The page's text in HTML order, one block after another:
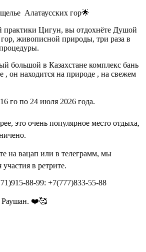
Алатаусских гор🌟
практики Цигун, вы отдохнёте Душой
живописной природы, три раза в
большой в Казахстане комплекс бань
, он находится на природе , на свежем
го по 24 июля 2026 года.
это очень популярное место отдыха,
на вацап или в телеграмм, мы
в ретрите.
88-99: +7(777)833-55-88
Раушан. ❤️🥰